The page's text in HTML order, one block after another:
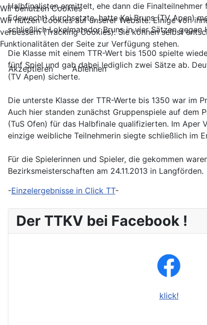
Halbfinalisten ermittelt, ehe dann die
Edewecht) durchsetzte, hatte Kai Bruns (TV Apen)
schließlich Lokalmatador Bruns in vier Sätzen
Die Klasse mit einem TTR-Wert bis 1500 spielte
fünf Spiel und gab dabei lediglich zwei Sätze ab.
(TV Apen) sicherte.
Die unterste Klasse der TTR-Werte bis 1350 war im
Auch hier standen zunächst Gruppenspiele auf dem
(TuS Ofen) für das Halbfinale qualifizierten. Im Aper
einzige weibliche Teilnehmerin siegte schließlich im
Für die Spielerinnen und Spieler, die gekommen
Bezirksmeisterschaften am 24.11.2013 in Langförden.
-Einzelergebnisse in Click TT-
Der TTKV bei Facebook !
klick!
Wir benutzen Cookies
Wir nutzen Cookies auf unserer Website. Einige von
verbessern (Tracking Cookies). Sie können selbst
Funktionalitäten der Seite zur Verfügung stehen.
Akzeptieren Ablehnen